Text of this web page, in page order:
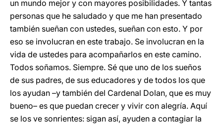
un mundo mejor y con mayores posibilidades. Y tantas
personas que he saludado y que me han presentado
también sueñan con ustedes, sueñan con esto. Y por
eso se involucran en este trabajo. Se involucran en la
vida de ustedes para acompañarlos en este camino.
Todos soñamos. Siempre. Sé que uno de los sueños
de sus padres, de sus educadores y de todos los que
los ayudan –y también del Cardenal Dolan, que es muy
bueno– es que puedan crecer y vivir con alegría. Aquí
se los ve sonrientes: sigan así, ayuden a contagiar la